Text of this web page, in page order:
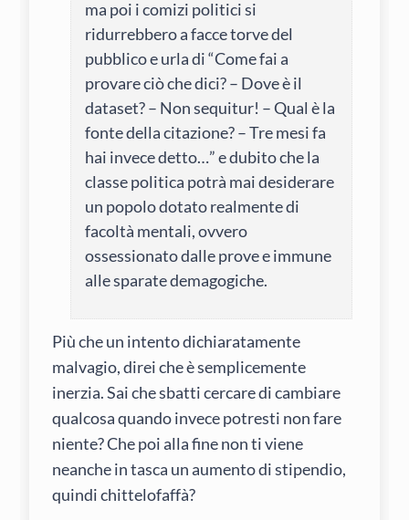
ma poi i comizi politici si
ridurrebbero a facce torve del
pubblico e urla di “Come fai a
provare ciò che dici? – Dove è il
dataset? – Non sequitur! – Qual è la
fonte della citazione? – Tre mesi fa
hai invece detto…” e dubito che la
classe politica potrà mai desiderare
un popolo dotato realmente di
facoltà mentali, ovvero
ossessionato dalle prove e immune
alle sparate demagogiche.
Più che un intento dichiaratamente
malvagio, direi che è semplicemente
inerzia. Sai che sbatti cercare di cambiare
qualcosa quando invece potresti non fare
niente? Che poi alla fine non ti viene
neanche in tasca un aumento di stipendio,
quindi chittelofaffà?